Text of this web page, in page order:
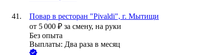
Повар в ресторан "Pivaldi", г. Мытищи
от 5 000 ₽ за смену, на руки
Без опыта
Выплаты: Два раза в месяц